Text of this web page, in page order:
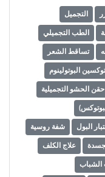
التجميل
الطب التجميلي
تساقط الشعر
توكسين البوتولينوم
حقن الحشو التجميلية
البول شفة روسية
علاج الكلف
الشباب